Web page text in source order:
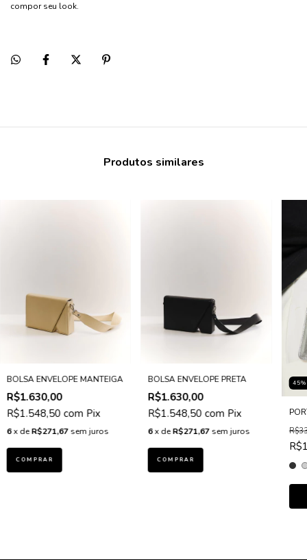
compor seu look.
Produtos similares
BOLSA ENVELOPE MANTEIGA
R$1.630,00
R$1.548,50 com Pix
6x deR$271,67sem juros
BOLSA ENVELOPE PRETA
R$1.630,00
R$1.548,50 com Pix
6x deR$271,67 sem juros
45